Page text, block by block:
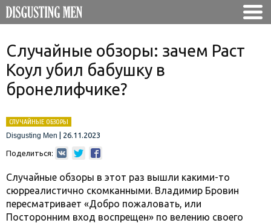
Случайные обзоры: зачем Раст
Коул убил бабушку в
бронелифчике?
СЛУЧАЙНЫЕ ОБЗОРЫ
Disgusting Men
26.11.2023
Поделиться:
Случайные обзоры в этот раз вышли какими-то
сюрреалистично скомканными. Владимир Бровин
пересматривает «Добро пожаловать, или
Посторонним вход воспрещен» по велению своего